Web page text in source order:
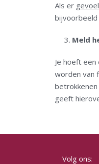
Als er
Meld
Je hoeft
worden van
geeft
Volg ons: